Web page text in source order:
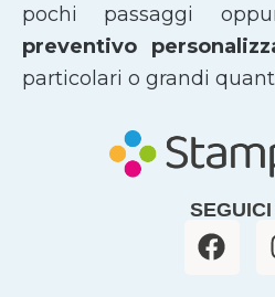
pochi passaggi
preventivo
particolari o grandi
F
a